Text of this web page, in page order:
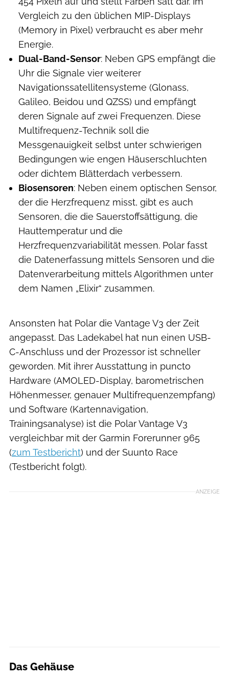
Vergleich zu den üblichen MIP-Displays
(Memory in Pixel) verbraucht es aber mehr
Energie.
Dual-Band-Sensor: Neben GPS empfängt die
Uhr die Signale vier weiterer
Navigationssatellitensysteme (Glonass,
Galileo, Beidou und QZSS) und empfängt
deren Signale auf zwei Frequenzen. Diese
Multifrequenz-Technik soll die
Messgenauigkeit selbst unter schwierigen
Bedingungen wie engen Häuserschluchten
oder dichtem Blätterdach verbessern.
Biosensoren: Neben einem optischen Sensor,
der die Herzfrequenz misst, gibt es auch
Sensoren, die die Sauerstoffsättigung, die
Hauttemperatur und die
Herzfrequenzvariabilität messen. Polar fasst
die Datenerfassung mittels Sensoren und die
Datenverarbeitung mittels Algorithmen unter
dem Namen „Elixir“ zusammen.
Ansonsten hat Polar die Vantage V3 der Zeit
angepasst. Das Ladekabel hat nun einen USB-
C-Anschluss und der Prozessor ist schneller
geworden. Mit ihrer Ausstattung in puncto
Hardware (AMOLED-Display, barometrischen
Höhenmesser, genauer Multifrequenzempfang)
und Software (Kartennavigation,
Trainingsanalyse) ist die Polar Vantage V3
vergleichbar mit der Garmin Forerunner 965
(zum Testbericht) und der Suunto Race
(Testbericht folgt).
ANZEIGE
Das Gehäuse